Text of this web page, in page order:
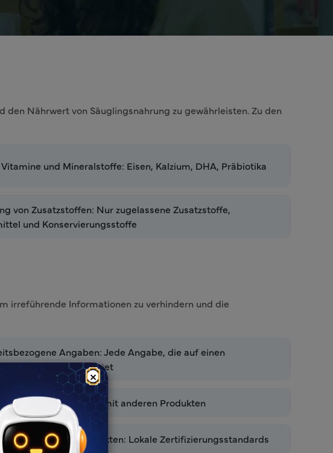
×
Nährwert von Säuglingsnahrung zu gewährleisten. Zu den
und Mineralstoffe: Eisen, Kalzium, DHA, Präbiotika
von Zusatzstoffen: Nur zugelassene Zusatzstoffe,
und Konservierungsstoffe
irreführende Informationen zu verhindern und die
Angaben: Jede Angabe, die auf einen
Nutzen hindeutet
Vergleiche mit anderen Produkten
zu Bio- und Naturprodukten: Lokale Zertifizierungsstandards